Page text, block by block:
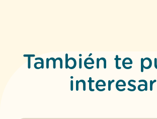
También te
interesar